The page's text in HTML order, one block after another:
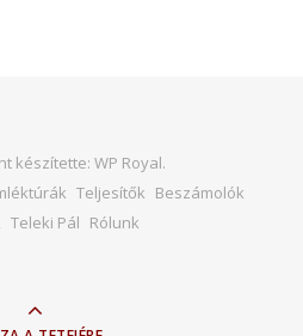
készítette: WP Royal.
Teljesítők Beszámolók
Teleki Pál Rólunk